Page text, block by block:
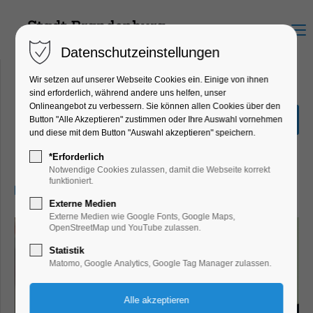
Menu
Bubbles ... Wir waren doch
Freunde
Kino
Datenschutzeinstellungen
Wir setzen auf unserer Webseite Cookies ein. Einige von ihnen
sind erforderlich, während andere uns helfen, unser
Onlineangebot zu verbessern. Sie können allen Cookies über den
Button "Alle Akzeptieren" zustimmen oder Ihre Auswahl vornehmen
und diese mit dem Button "Auswahl akzeptieren" speichern.
*Erforderlich
Notwendige Cookies zulassen, damit die Webseite korrekt
funktioniert.
Externe Medien
Externe Medien wie Google Fonts, Google Maps,
OpenStreetMap und YouTube zulassen.
Statistik
Matomo, Google Analytics, Google Tag Manager zulassen.